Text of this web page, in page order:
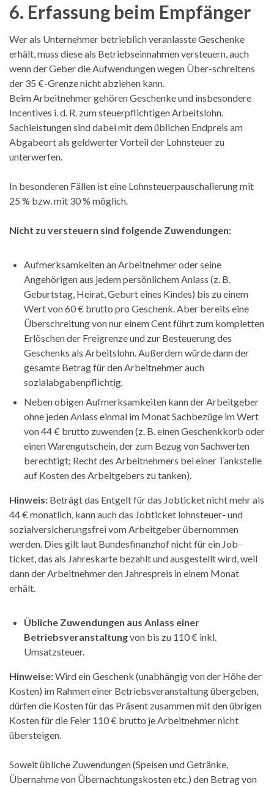
6. Erfassung beim Empfänger
Wer als Unternehmer betrieblich veranlasste Geschenke
erhält, muss diese als Betriebseinnahmen versteuern, auch
wenn der Geber die Aufwendungen wegen Über-schreitens
der 35 €-Grenze nicht abziehen kann.
Beim Arbeitnehmer gehören Geschenke und insbesondere
Incentives i. d. R. zum steuerpflichtigen Arbeitslohn.
Sachleistungen sind dabei mit dem üblichen Endpreis am
Abgabeort als geldwerter Vorteil der Lohnsteuer zu
unterwerfen.
In besonderen Fällen ist eine Lohnsteuerpauschalierung mit
25 % bzw. mit 30 % möglich.
Nicht zu versteuern sind folgende Zuwendungen:
Aufmerksamkeiten an Arbeitnehmer oder seine
Angehörigen aus jedem persönlichem Anlass (z. B.
Geburtstag, Heirat, Geburt eines Kindes) bis zu einem
Wert von 60 € brutto pro Geschenk. Aber bereits eine
Überschreitung von nur einem Cent führt zum kompletten
Erlöschen der Freigrenze und zur Besteuerung des
Geschenks als Arbeitslohn. Außerdem würde dann der
gesamte Betrag für den Arbeitnehmer auch
sozialabgabenpflichtig.
Neben obigen Aufmerksamkeiten kann der Arbeitgeber
ohne jeden Anlass einmal im Monat Sachbezüge im Wert
von 44 € brutto zuwenden (z. B. einen Geschenkkorb oder
einen Warengutschein, der zum Bezug von Sachwerten
berechtigt; Recht des Arbeitnehmers bei einer Tankstelle
auf Kosten des Arbeitgebers zu tanken).
Hinweis: Beträgt das Entgelt für das Jobticket nicht mehr als
44 € monatlich, kann auch das Jobticket lohnsteuer- und
sozialversicherungsfrei vom Arbeitgeber übernommen
werden. Dies gilt laut Bundesfinanzhof nicht für ein Job-
ticket, das als Jahreskarte bezahlt und ausgestellt wird, weil
dann der Arbeitnehmer den Jahrespreis in einem Monat
erhält.
Übliche Zuwendungen aus Anlass einer
Betriebsveranstaltungvon bis zu 110 € inkl.
Umsatzsteuer.
Hinweise:Wird ein Geschenk (unabhängig von der Höhe der
Kosten) im Rahmen einer Betriebsveranstaltung übergeben,
dürfen die Kosten für das Präsent zusammen mit den übrigen
Kosten für die Feier 110 € brutto je Arbeitnehmer nicht
übersteigen.
Soweit übliche Zuwendungen (Speisen und Getränke,
Übernahme von Übernachtungskosten etc.) den Betrag von